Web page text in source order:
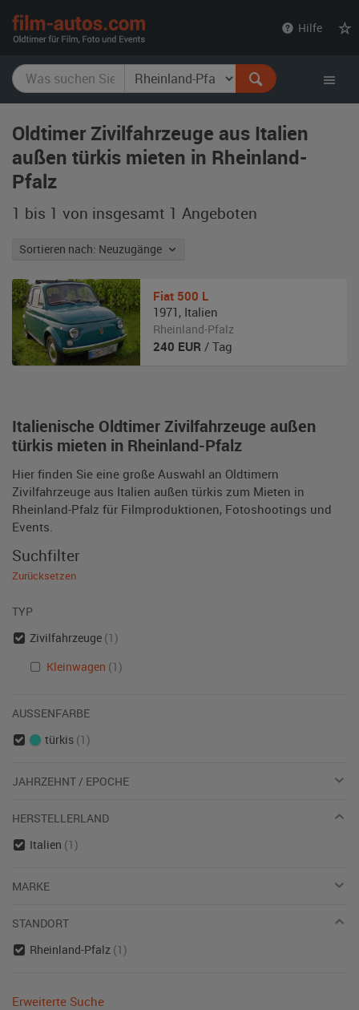
Hilfe
Oldtimer Zivilfahrzeuge aus Italien
außen türkis mieten in Rheinland-
Pfalz
1 bis 1 von insgesamt 1 Angeboten
Sortieren nach: Neuzugänge
Italienische Oldtimer Zivilfahrzeuge außen
türkis mieten in Rheinland-Pfalz
Hier finden Sie eine große Auswahl an Oldtimern
Zivilfahrzeuge aus Italien außen türkis zum Mieten in
Rheinland-Pfalz für Filmproduktionen, Fotoshootings und
Events.
Fiat 500 L
1971 , Italien
Rheinland-Pfalz
240 EUR / Tag
Suchfilter
Zurücksetzen
TYP
Zivilfahrzeuge (1)
Kleinwagen (1)
AUSSENFARBE
türkis (1)
JAHRZEHNT / EPOCHE
HERSTELLERLAND
Italien (1)
MARKE
STANDORT
Rheinland-Pfalz (1)
Erweiterte Suche